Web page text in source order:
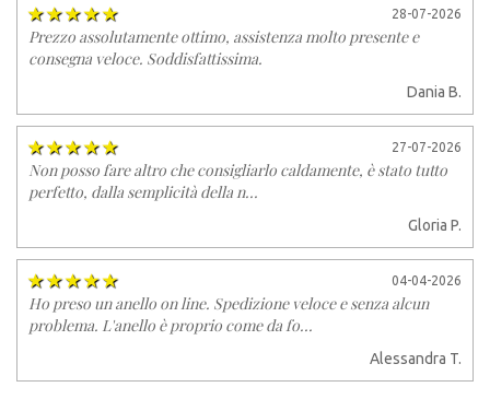
28-07-2026
Prezzo assolutamente ottimo, assistenza molto presente e
consegna veloce. Soddisfattissima.
Dania B.
27-07-2026
Non posso fare altro che consigliarlo caldamente, è stato tutto
perfetto, dalla semplicità della n...
Gloria P.
04-04-2026
Ho preso un anello on line. Spedizione veloce e senza alcun
problema. L'anello è proprio come da fo...
Alessandra T.